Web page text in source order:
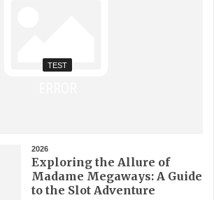
TEST
2026
Exploring the Allure of
Madame Megaways: A Guide
to the Slot Adventure